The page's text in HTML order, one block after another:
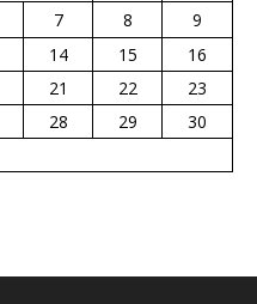
7 8
9
14 15
16
21 22
23
28 29
30